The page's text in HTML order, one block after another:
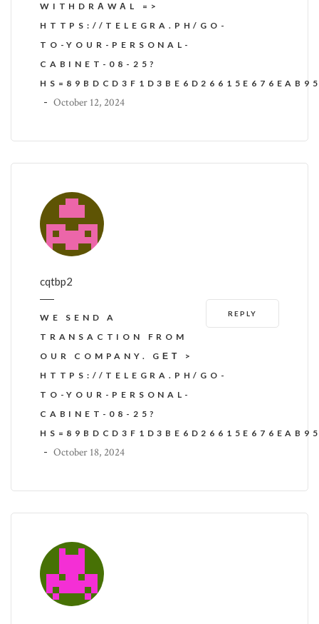
WITHDRАWАL =>
HTTPS://TELEGRA.PH/GO-
TO-YOUR-PERSONAL-
CABINET-08-25?
- October 12, 2024
cqtbp2
REPLY
WE SEND A
TRANSACTION FROM
OUR COMPANY. GЕТ >
HTTPS://TELEGRA.PH/GO-
TO-YOUR-PERSONAL-
CABINET-08-25?
- October 18, 2024